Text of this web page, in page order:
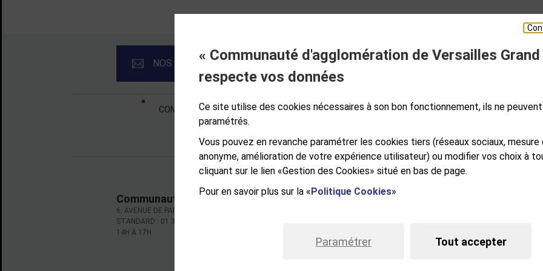
« Communauté d'agglomération de Versailles Grand
respecte vos données
Ce site utilise des cookies nécessaires à son bon fonctionnement, ils ne
paramétrés.
Vous pouvez en revanche paramétrer les cookies tiers (réseaux sociaux, mesure
anonyme, amélioration de votre expérience utilisateur) ou modifier vos choix à
cliquant sur le lien «Gestion des Cookies» situé en bas de page.
Pour en savoir plus sur la «Politique Cookies»
Paramétrer Tout accepter
NOS NEWSLETTERS ESPACE PRESSE
Liens bas de page
CONTACT MENTIONS LÉGALES PLAN DE SITE ACCESSIBILITÉ NUMÉRIQUE
GESTION DES COOKIES
Communauté d'agglomération de Versailles Grand Parc
6, AVENUE DE PARIS - CS 10922 - 78009 VERSAILLES CEDEX
STANDARD : 01 39 66 30 00 - OUVERT DU LUNDI AU VENDREDI DE 9H À 12H ET DE
14H À 17H